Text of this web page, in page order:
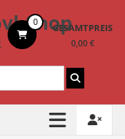
Shop
0 GESAMTPREIS
0,00 €